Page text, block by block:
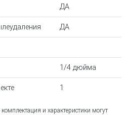
ДА
ДА
1/4 дюйма
1
и характеристики могут